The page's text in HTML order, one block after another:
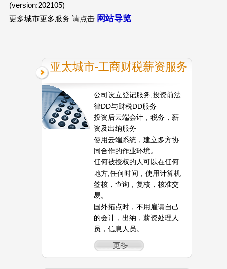
(version:202105)
更多城市更多服务 请点击 网站导览
亚太城市-工商财税薪资服务
公司设立登记服务;投资前法
律DD与财税DD服务
投资后云端会计，税务，薪
资及出纳服务
使用云端系统，建立多方协
同合作的作业环境。
任何被授权的人可以在任何
地方,任何时间，使用计算机
签核，查询，复核，核准交
易。
国外拓点时，不用雇请自己
的会计，出纳，薪资处理人
员，信息人员。